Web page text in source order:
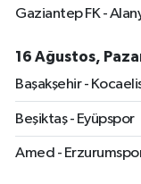
Dogan Eczanesi
Makfire Eczanesi
Çaydaçıra Mahallesi,
Gaziantep FK -
16 Ağustos,
Başakşehir -
Beşiktaş - Eyüpspor
Amed -